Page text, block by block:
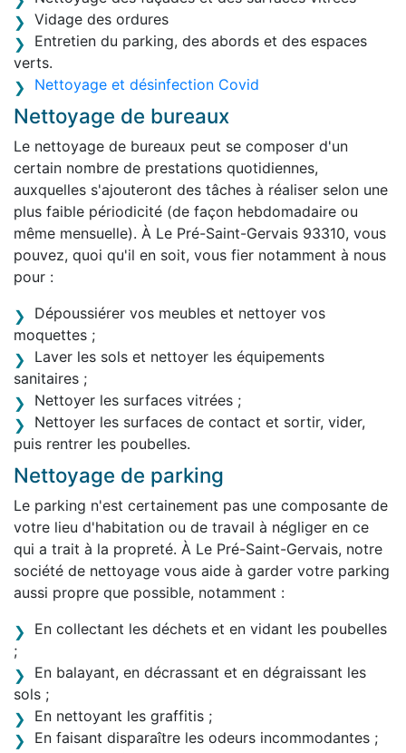
Vidage des ordures
Entretien du parking, des abords et des espaces
verts.
Nettoyage et désinfection Covid
Nettoyage de bureaux
Le nettoyage de bureaux peut se composer d'un
certain nombre de prestations quotidiennes,
auxquelles s'ajouteront des tâches à réaliser selon une
plus faible périodicité (de façon hebdomadaire ou
même mensuelle). À Le Pré-Saint-Gervais 93310, vous
pouvez, quoi qu'il en soit, vous fier notamment à nous
pour :
Dépoussiérer vos meubles et nettoyer vos
moquettes ;
Laver les sols et nettoyer les équipements
sanitaires ;
Nettoyer les surfaces vitrées ;
Nettoyer les surfaces de contact et sortir, vider,
puis rentrer les poubelles.
Nettoyage de parking
Le parking n'est certainement pas une composante de
votre lieu d'habitation ou de travail à négliger en ce
qui a trait à la propreté. À Le Pré-Saint-Gervais, notre
société de nettoyage vous aide à garder votre parking
aussi propre que possible, notamment :
En collectant les déchets et en vidant les poubelles
;
En balayant, en décrassant et en dégraissant les
sols ;
En nettoyant les graffitis ;
En faisant disparaître les odeurs incommodantes ;